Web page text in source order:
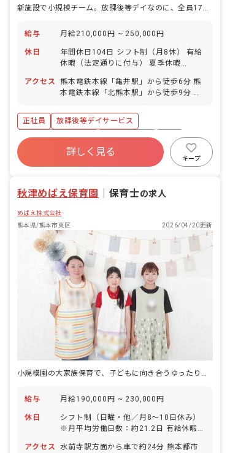
新施設で小規模チーム。放課後等デイなのに、全員17時台に帰れます。
給与 月給210,000円 ~ 250,000円
休日
年間休日104日 シフト制（月8休） 有給
休暇（法定通りに付与） 夏季休暇
（12/30～1/3の5日間） 産休・育休制
度（7名の取得実績あり／復帰率
アクセス
熊本電鉄本線「亀井駅」から徒歩6分 熊
本電鉄本線「北熊本駅」から徒歩9分 ※
の駐車場と駐輪場を完備）
正社員
放課後等デイサービス
ボーナス・賞与あり
社会保険完備
有給
残業少なめ
産休育休制度
詳しく見る
キープ
秋津めばえ保育園 保育士の求人
めばえ株式会社
熊本県/熊本市東区
2026/04/20更新
給与 月給190,000円 ~ 230,000円
休日
シフト制（日曜・他／月8～10日休み）
※月平均労働日数：約21.2日 有給休暇
90％／5日間以上の連休も応相談 ※計画
アクセス
水前寺駅方面から車で約24分 熊本都市